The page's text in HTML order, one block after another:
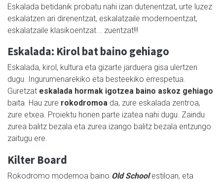
Eskalada betidanik probatu nahi izan dutenentzat, urte luzez
eskalatzen ari direnentzat, eskalatzaile modernoentzat,
eskalatzaile klasikoentzat... zuentzat!!!
Eskalada: Kirol bat baino gehiago
Eskalada, kirol, kultura eta gizarte jarduera gisa ulertzen
dugu. Ingurumenarekiko eta besteekiko errespetua.
Guretzat eskalada hormak igotzea baino askoz gehiago
baita. Hau zure rokodromoa da, zure eskalada zentroa,
zure etxea. Proiektu honen parte izatea nahi dugu. Zaindu
zurea balitz bezala eta zurea izango balitz bezala entzungo
zaitugu ere.
Kilter Board
Rokodromo modernoa baino Old Schoolestiloan, eta